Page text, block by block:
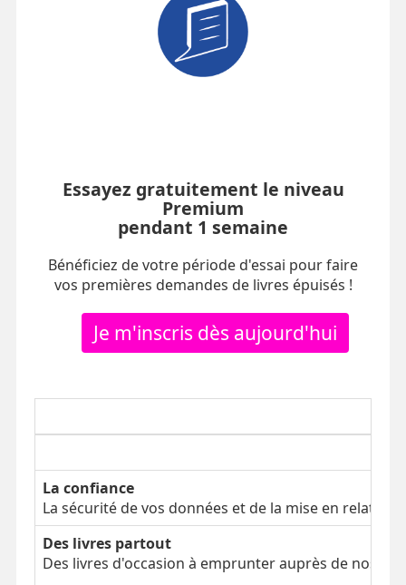
Essayez gratuitement le niveau
Premium
pendant 1 semaine
Bénéficiez de votre période d'essai pour faire
vos premières demandes de livres épuisés !
Je m'inscris dès aujourd'hui
La confiance
La sécurité de vos données et de la mise en relation
Des livres partout
Des livres d'occasion à emprunter auprès de nos